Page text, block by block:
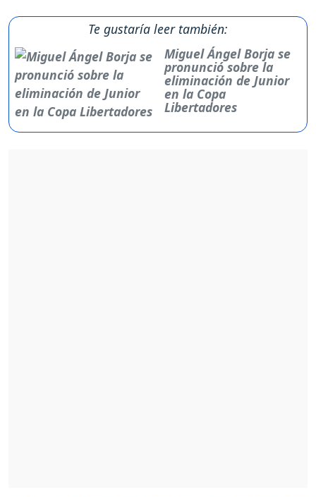
Te gustaría leer también:
Miguel Ángel Borja se
pronunció sobre la
eliminación de Junior
en la Copa
Libertadores